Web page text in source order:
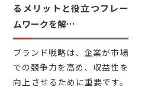
るメリットと役立つフレー
ムワークを解…
ブランド戦略は、企業が市場
での競争力を高め、収益性を
向上させるために重要です。